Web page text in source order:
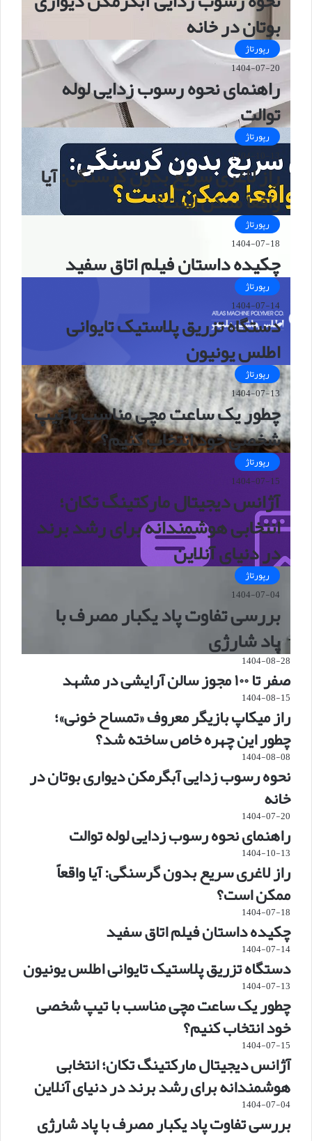
بوتان در خانه
رپورتاژ
1404-07-20
راهنمای نحوه رسوب زدایی لوله
توالت
رپورتاژ
1404-10-13
راز لاغری سریع بدون گرسنگی: آیا
واقعاً ممکن است؟
رپورتاژ
1404-07-18
چکیده داستان فیلم اتاق سفید
رپورتاژ
1404-07-14
دستگاه تزریق پلاستیک تایوانی
اطلس یونیون
رپورتاژ
1404-07-13
چطور یک ساعت مچی مناسب با تیپ
شخصی خود انتخاب کنیم؟
رپورتاژ
1404-07-15
آژانس دیجیتال مارکتینگ تکان؛
انتخابی هوشمندانه برای رشد برند
در دنیای آنلاین
رپورتاژ
1404-07-04
بررسی تفاوت پاد یکبار مصرف با
پاد شارژی
1404-08-28
صفر تا ۱۰۰ مجوز سالن آرایشی در مشهد
1404-08-15
راز میکاپ بازیگر معروف «تمساح خونی»؛
چطور این چهره خاص ساخته شد؟
1404-08-08
نحوه رسوب زدایی آبگرمکن دیواری بوتان در
خانه
1404-07-20
راهنمای نحوه رسوب زدایی لوله توالت
1404-10-13
راز لاغری سریع بدون گرسنگی: آیا واقعاً
ممکن است؟
1404-07-18
چکیده داستان فیلم اتاق سفید
1404-07-14
دستگاه تزریق پلاستیک تایوانی اطلس یونیون
1404-07-13
چطور یک ساعت مچی مناسب با تیپ شخصی
خود انتخاب کنیم؟
1404-07-15
آژانس دیجیتال مارکتینگ تکان؛ انتخابی
هوشمندانه برای رشد برند در دنیای آنلاین
1404-07-04
بررسی تفاوت پاد یکبار مصرف با پاد شارژی